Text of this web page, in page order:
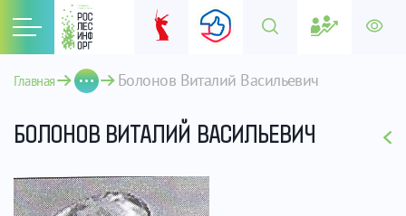
Главная Болонов Виталий Васильевич
БОЛОНОВ ВИТАЛИЙ ВАСИЛЬЕВИЧ